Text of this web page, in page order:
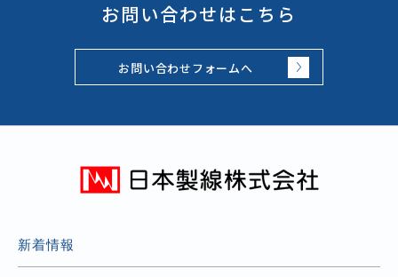
お問い合わせはこちら
お問い合わせフォームへ
新着情報